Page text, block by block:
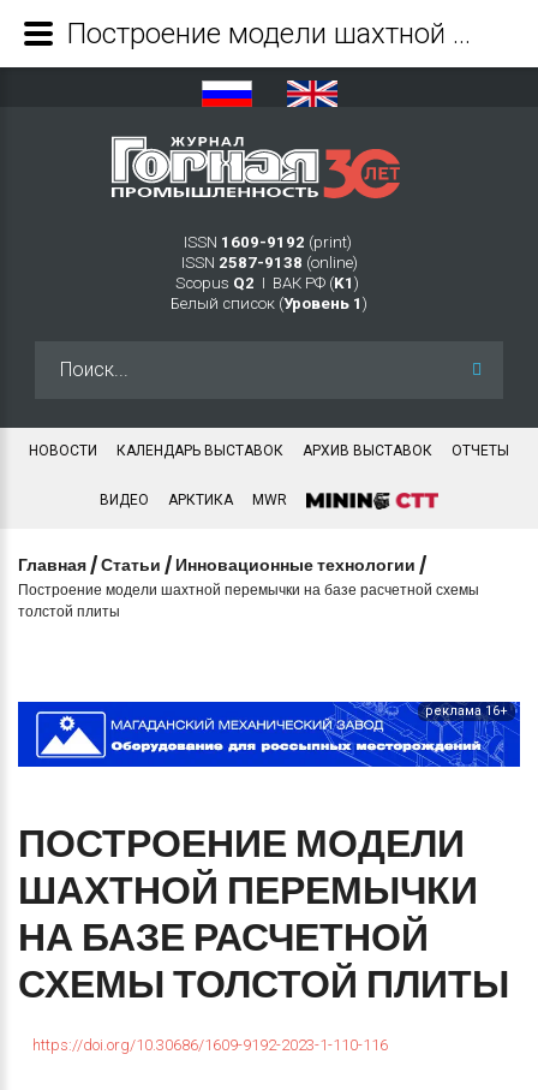
ISSN 1609-9192 (print)
ISSN 2587-9138 (online)
Scopus Q2 Ι ВАК РФ (K1 )
Белый список (Уровень 1 )
НОВОСТИ КАЛЕНДАРЬ ВЫСТАВОК АРХИВ ВЫСТАВОК ОТЧЕТЫ
ВИДЕО АРКТИКА MWR
Главная /Статьи / Инновационные технологии /
Построение модели шахтной перемычки на базе расчетной схемы
толстой плиты
реклама 16+
ПОСТРОЕНИЕ МОДЕЛИ
ШАХТНОЙ ПЕРЕМЫЧКИ
НА БАЗЕ РАСЧЕТНОЙ
СХЕМЫТОЛСТОЙ ПЛИТЫ
https://doi.org/10.30686/1609-9192-2023-1-110-116
Построение модели шахтной перемычки на базе расчетной схемы толстой плиты - Журнал Горная промышленность